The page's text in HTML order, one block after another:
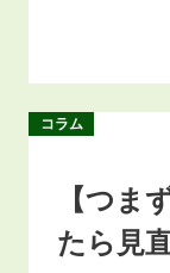
コラム
【つま
たら見